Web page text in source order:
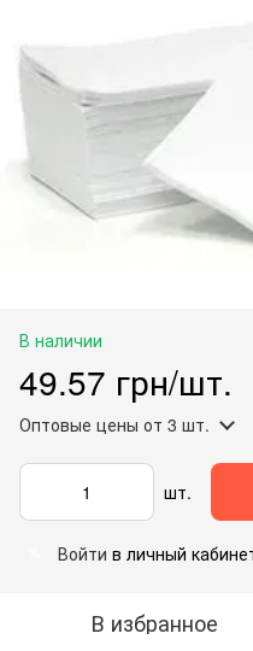
В наличии
49.57 грн/шт.
Оптовые цены от 3 шт.
шт.
Войти в личный
В избранное